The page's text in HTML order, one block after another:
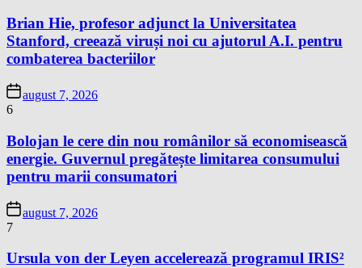
Brian Hie, profesor adjunct la Universitatea
Stanford, creează viruși noi cu ajutorul A.I. pentru
combaterea bacteriilor
august 7, 2026
6
Bolojan le cere din nou românilor să economisească
energie. Guvernul pregătește limitarea consumului
pentru marii consumatori
august 7, 2026
7
Ursula von der Leyen accelerează programul IRIS²